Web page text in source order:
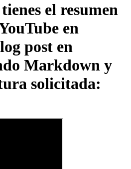
el resumen
en
post en
Markdown y
solicitada: